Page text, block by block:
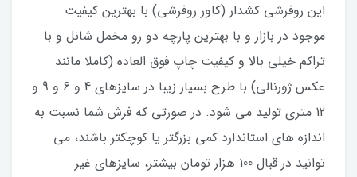
این روفرشی کشدار (کاور روفرشی) با بهترین کیفیت
موجود در بازار و با بهترین پارچه دو رو مخمل شانل و با
تراکم خیلی بالا و کیفیت چاپ فوق العاده (کاملا مانند
عکس ژورنالی) با طرح بسیار زیبا در سایزهای 4 و 6 و 9 و
12 متری تولید می شود. در صورتی که فرش شما نسبت به
اندازه های استاندارد کمی بزرگتر یا کوچکتر باشند، می
توانید در قبال 100 هزار تومان بیشتر، سایزهای غیر